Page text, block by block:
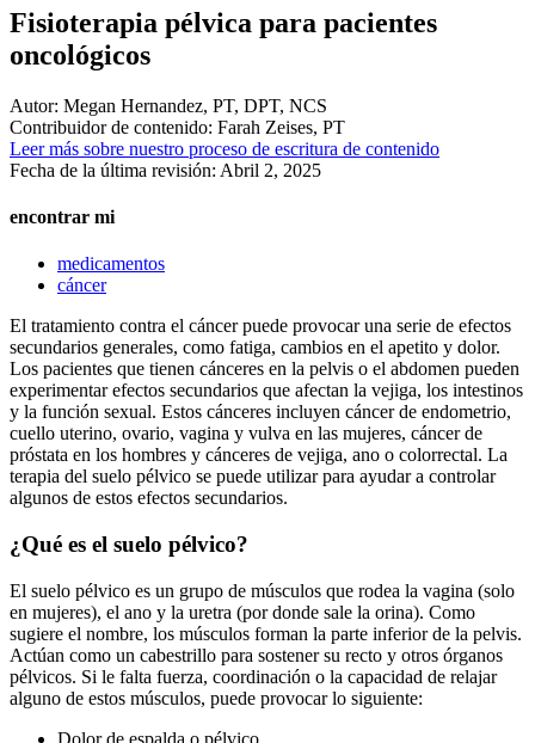
Fisioterapia pélvica para pacientes
oncológicos
Autor: Megan Hernandez, PT, DPT, NCS
Contribuidor de contenido: Farah Zeises, PT
Leer más sobre nuestro proceso de escritura de contenido
Fecha de la última revisión: Abril 2, 2025
encontrar mi
medicamentos
cáncer
El tratamiento contra el cáncer puede provocar una serie de efectos
secundarios generales, como fatiga, cambios en el apetito y dolor.
Los pacientes que tienen cánceres en la pelvis o el abdomen pueden
experimentar efectos secundarios que afectan la vejiga, los intestinos
y la función sexual. Estos cánceres incluyen cáncer de endometrio,
cuello uterino, ovario, vagina y vulva en las mujeres, cáncer de
próstata en los hombres y cánceres de vejiga, ano o colorrectal. La
terapia del suelo pélvico se puede utilizar para ayudar a controlar
algunos de estos efectos secundarios.
¿Qué es el suelo pélvico?
El suelo pélvico es un grupo de músculos que rodea la vagina (solo
en mujeres), el ano y la uretra (por donde sale la orina). Como
sugiere el nombre, los músculos forman la parte inferior de la pelvis.
Actúan como un cabestrillo para sostener su recto y otros órganos
pélvicos. Si le falta fuerza, coordinación o la capacidad de relajar
alguno de estos músculos, puede provocar lo siguiente:
Dolor de espalda o pélvico.